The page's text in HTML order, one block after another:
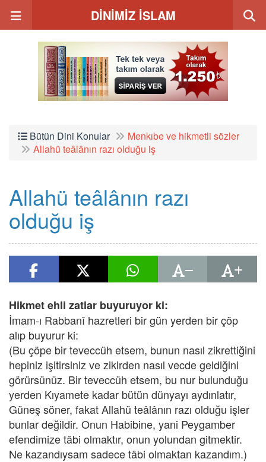
DİNİMİZ İSLAM
Bütün Dini Konular
Menkıbe ve hikmetli sözler
Allahü teâlânın razı olduğu iş
Allahü teâlânın razı
olduğu iş
Hikmet ehli zatlar buyuruyor ki:
İmam-ı Rabbanî hazretleri bir gün yerden bir çöp
alıp buyurur ki:
(Bu çöpe bir teveccüh etsem, bunun nasıl zikrettiğini
hepiniz işitirsiniz ve zikirden nasıl vecde geldiğini
görürsünüz. Bir teveccüh etsem, bu nur bulunduğu
yerden Kıyamete kadar bütün dünyayı aydınlatır,
Güneş söner, fakat Allahü teâlânın razı olduğu işler
bunlar değildir. Onun Habibine, yani Peygamber
efendimize tâbi olmaktır, onun yolundan gitmektir.
Ne kazandıysam sadece tâbi olmaktan kazandım.)